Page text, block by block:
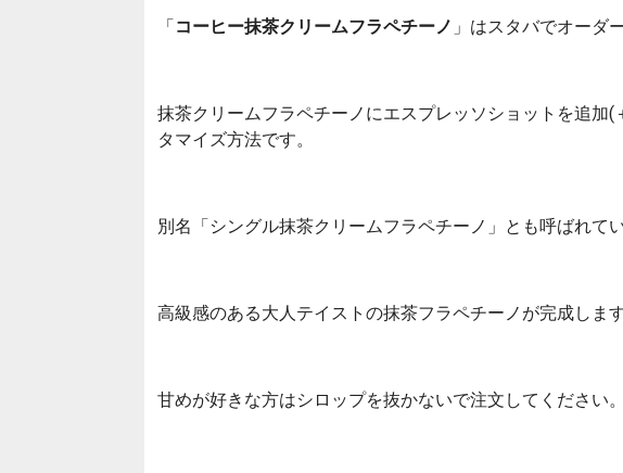
「コーヒー抹茶クリームフラペチーノ 」はスタバでオーダ
抹茶クリームフラペチーノにエスプレッソショットを追加(
タマイズ方法です。
別名「シングル抹茶クリームフラペチーノ」とも呼ばれてい
高級感のある大人テイストの抹茶フラペチーノが完成します
甘めが好きな方はシロップを抜かないで注文してください。